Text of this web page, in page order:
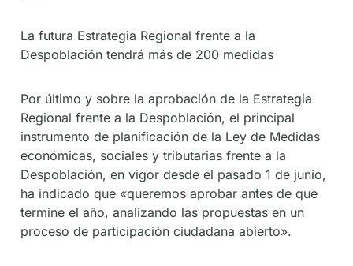
La futura Estrategia Regional frente a la
Despoblación tendrá más de 200 medidas
Por último y sobre la aprobación de la Estrategia
Regional frente a la Despoblación, el principal
instrumento de planificación de la Ley de Medidas
económicas, sociales y tributarias frente a la
Despoblación, en vigor desde el pasado 1 de junio,
ha indicado que «queremos aprobar antes de que
termine el año, analizando las propuestas en un
proceso de participación ciudadana abierto».